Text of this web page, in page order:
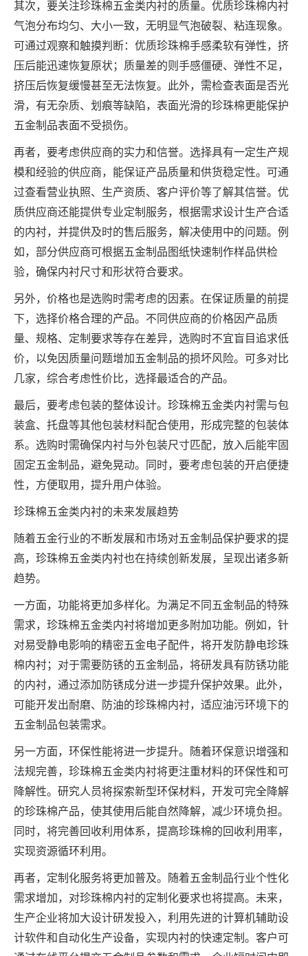
其次，要关注珍珠棉五金类内衬的质量。优质珍珠棉内衬
气泡分布均匀、大小一致，无明显气泡破裂、粘连现象。
可通过观察和触摸判断：优质珍珠棉手感柔软有弹性，挤
压后能迅速恢复原状；质量差的则手感僵硬、弹性不足，
挤压后恢复缓慢甚至无法恢复。此外，需检查表面是否光
滑，有无杂质、划痕等缺陷，表面光滑的珍珠棉更能保护
五金制品表面不受损伤。
再者，要考虑供应商的实力和信誉。选择具有一定生产规
模和经验的供应商，能保证产品质量和供货稳定性。可通
过查看营业执照、生产资质、客户评价等了解其信誉。优
质供应商还能提供专业定制服务，根据需求设计生产合适
的内衬，并提供及时的售后服务，解决使用中的问题。例
如，部分供应商可根据五金制品图纸快速制作样品供检
验，确保内衬尺寸和形状符合要求。
另外，价格也是选购时需考虑的因素。在保证质量的前提
下，选择价格合理的产品。不同供应商的价格因产品质
量、规格、定制要求等存在差异，选购时不宜盲目追求低
价，以免因质量问题增加五金制品的损坏风险。可多对比
几家，综合考虑性价比，选择最适合的产品。
最后，要考虑包装的整体设计。珍珠棉五金类内衬需与包
装盒、托盘等其他包装材料配合使用，形成完整的包装体
系。选购时需确保内衬与外包装尺寸匹配，放入后能牢固
固定五金制品，避免晃动。同时，要考虑包装的开启便捷
性，方便取用，提升用户体验。
珍珠棉五金类内衬的未来发展趋势
随着五金行业的不断发展和市场对五金制品保护要求的提
高，珍珠棉五金类内衬也在持续创新发展，呈现出诸多新
趋势。
一方面，功能将更加多样化。为满足不同五金制品的特殊
需求，珍珠棉五金类内衬将增加更多附加功能。例如，针
对易受静电影响的精密五金电子配件，将开发防静电珍珠
棉内衬；对于需要防锈的五金制品，将研发具有防锈功能
的内衬，通过添加防锈成分进一步提升保护效果。此外，
可能开发出耐磨、防油的珍珠棉内衬，适应油污环境下的
五金制品包装需求。
另一方面，环保性能将进一步提升。随着环保意识增强和
法规完善，珍珠棉五金类内衬将更注重材料的环保性和可
降解性。研究人员将探索新型环保材料，开发可完全降解
的珍珠棉产品，使其使用后能自然降解，减少环境负担。
同时，将完善回收利用体系，提高珍珠棉的回收利用率，
实现资源循环利用。
再者，定制化服务将更加普及。随着五金制品行业个性化
需求增加，对珍珠棉内衬的定制化要求也将提高。未来，
生产企业将加大设计研发投入，利用先进的计算机辅助设
计软件和自动化生产设备，实现内衬的快速定制。客户可